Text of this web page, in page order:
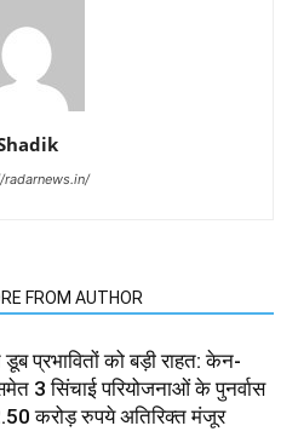
FROM AUTHOR
प्रभावितों को बड़ी राहत: केन-
3 सिंचाई परियोजनाओं के पुनर्वास
करोड़ रुपये अतिरिक्त मंजूर